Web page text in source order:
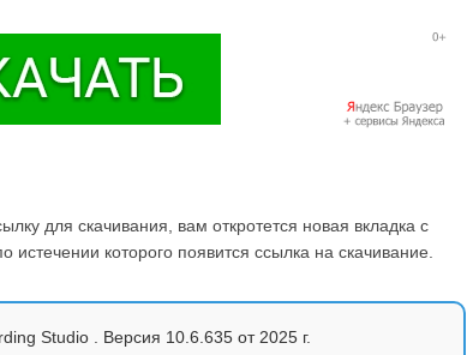
для скачивания, вам откротется новая вкладка с
которого появится ссылка на скачивание.
Studio . Версия 10.6.635 от 2025 г.